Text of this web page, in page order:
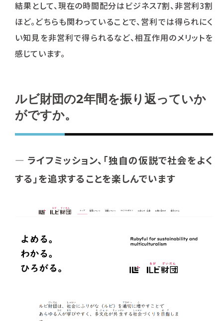
結果として、現在の時間配分はビジネス7割、非営利3割
ほど。どちらも関わっていることで、営利では得られにく
い知見を非営利で得られるなど、相互作用のメリットを
感じています。
ルビ財団の2年間を振り返っていか
がですか。
― ライフミッション、「独自の仮説で社会をよく
する」を追求することを楽しんでいます